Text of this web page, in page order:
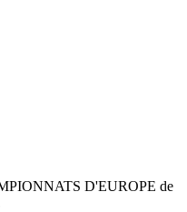
D'EUROPE de